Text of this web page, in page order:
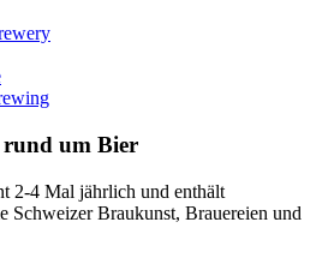
rund um Bier
2-4 Mal jährlich und enthält
Schweizer Braukunst, Brauereien und